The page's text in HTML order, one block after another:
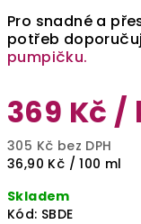
Pro snadné a
potřeb
pumpičku.
369 Kč /
305 Kč bez DPH
Měrná
36,90 Kč / 100 ml
Skladem
Kód: SBDE